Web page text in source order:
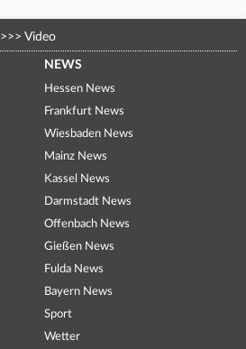
>>> Video
NEWS
Hessen News
Frankfurt News
Wiesbaden News
Mainz News
Kassel News
Darmstadt News
Offenbach News
Gießen News
Fulda News
Bayern News
Sport
Wetter